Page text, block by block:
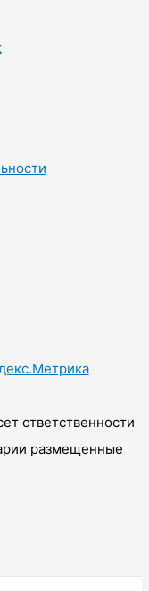
ответственности
размещенные